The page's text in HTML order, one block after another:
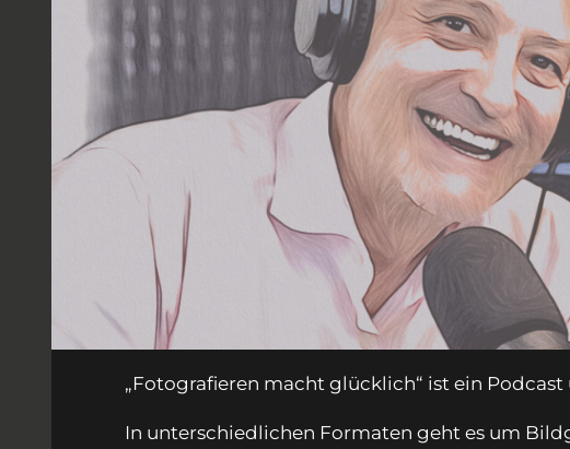
„Fotografieren macht glücklich“ ist ein
In unterschiedlichen Formaten geht es um